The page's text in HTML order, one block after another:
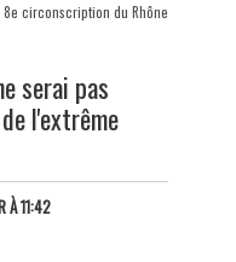
circonscription du Rhône
serai pas
l'extrême
À 11:42